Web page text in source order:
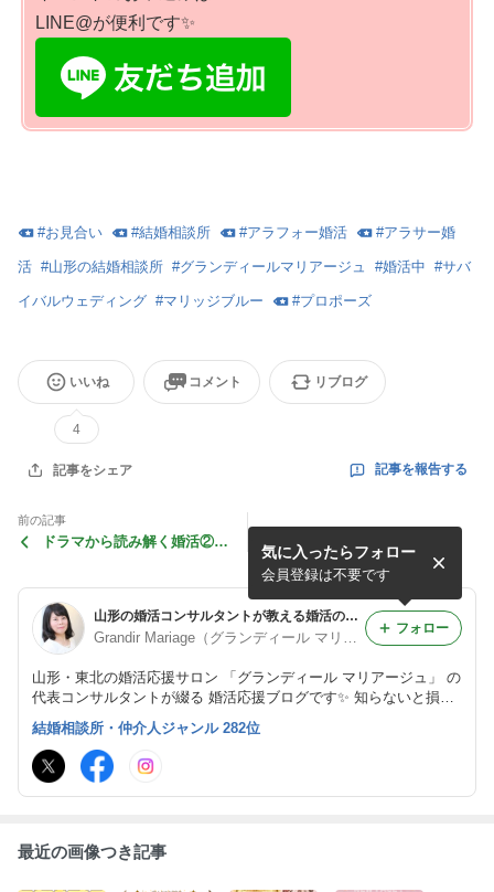
LINE@が便利です✨
#お見合い #結婚相談所 #アラフォー婚活 #アラサー婚
活 #山形の結婚相談所 #グランディールマリアージュ #婚活中 #サバ
イバルウェディング #マリッジブルー #プロポーズ
いいね
4
コメント リブログ
記事をシェア 記事を報告する
前の記事
ドラマから読み解く婚活②朝
山形の婚活コンサルタントが教える婚活の秘訣！【山形の結婚相談所 グランディール マリアージュ】
Grandir Mariage（グランディール マリアージュ）
山形・東北の婚活応援サロン 「グランディール マリアージュ」 の
代表コンサルタントが綴る 婚活応援ブログです✨ 知らないと損す
る婚活の秘訣や、 仲人型結婚相談所が選ばれる理由、 婚活パーテ
ィーの心得などなど、 様々なテーマで書いています。
気に入ったらフォロー
会員登録は不要です
フォロー
結婚相談所・仲介人ジャンル 282位
最近の画像つき記事